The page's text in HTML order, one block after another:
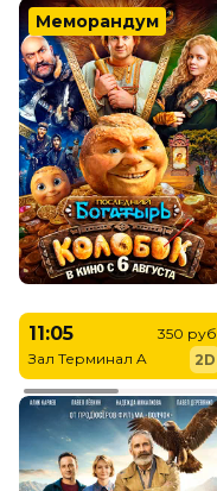
Меморандум
11:05
Зал Терминал A
350 руб.
2D